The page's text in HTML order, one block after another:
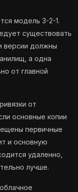
модель 3-2-1.
существовать
версии должны
а одна
от главной
от
основные копии
первичные
и основную
удаленно,
лучше.